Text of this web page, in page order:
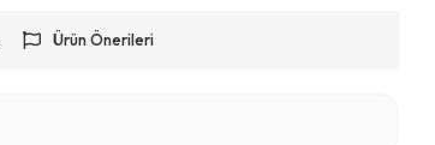
Ürün Önerileri